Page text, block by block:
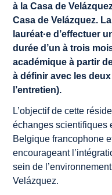
à la Casa de
Casa de Velázquez.
lauréat·e d’effectuer
durée d’un à trois
académique à partir
à définir avec les
l’entretien).
L’objectif de cette
échanges scientifiques
Belgique francophone
encourageant
sein de
Velázquez.